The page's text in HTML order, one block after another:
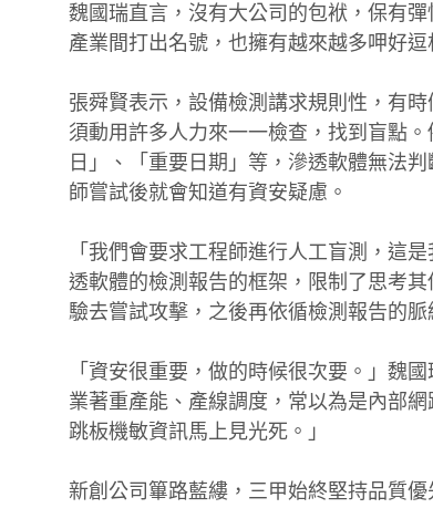
魏國瑞直言，沒有大公司的包袱，保有
產業間打出名號，也擁有越來越多呷好逗
張舜賢表示，設備檢測講求規則性，有
須動用許多人力來一一檢查，找到盲點
日」、「重要日期」等，滲透軟體無法
師嘗試後就會知道有資安疑慮。
「我們會要求工程師進行人工盲測，這
透軟體的檢測報告的框架，限制了思考
驗去嘗試攻擊，之後再依循檢測報告的
「資安很重要，做的時候很次要。」魏
業著重產能、產線調度，常以為是內部
跳板機敏資訊馬上見光死。」
新創公司篳路藍縷，三甲始終堅持品質